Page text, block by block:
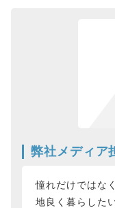
弊社メディア
憧れだけではな
地良く暮らした